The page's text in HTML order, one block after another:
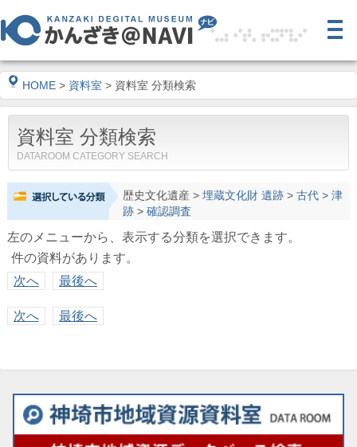
HOME > 資料室 > 資料室 分類検索
資料室 分類検索
DATAROOM CATEGORY SEARCH
歴史文化遺産> 埋蔵文化財 遺跡> 古代> 津
跡> 確認調査
左のメニューから、表示する分類を選択できます。
件の資料があります。
次へ
最後へ
次へ 最後へ